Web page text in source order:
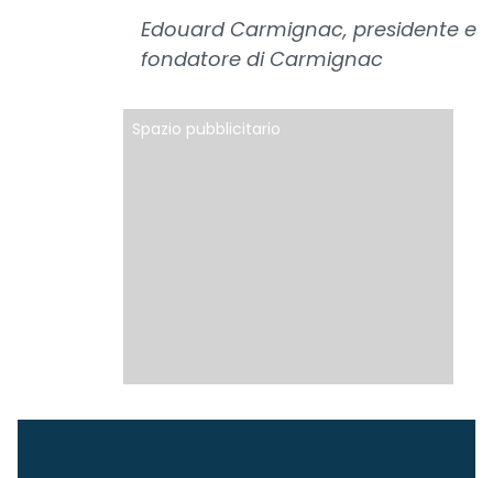
Edouard Carmignac, presidente e
fondatore di Carmignac
Spazio pubblicitario